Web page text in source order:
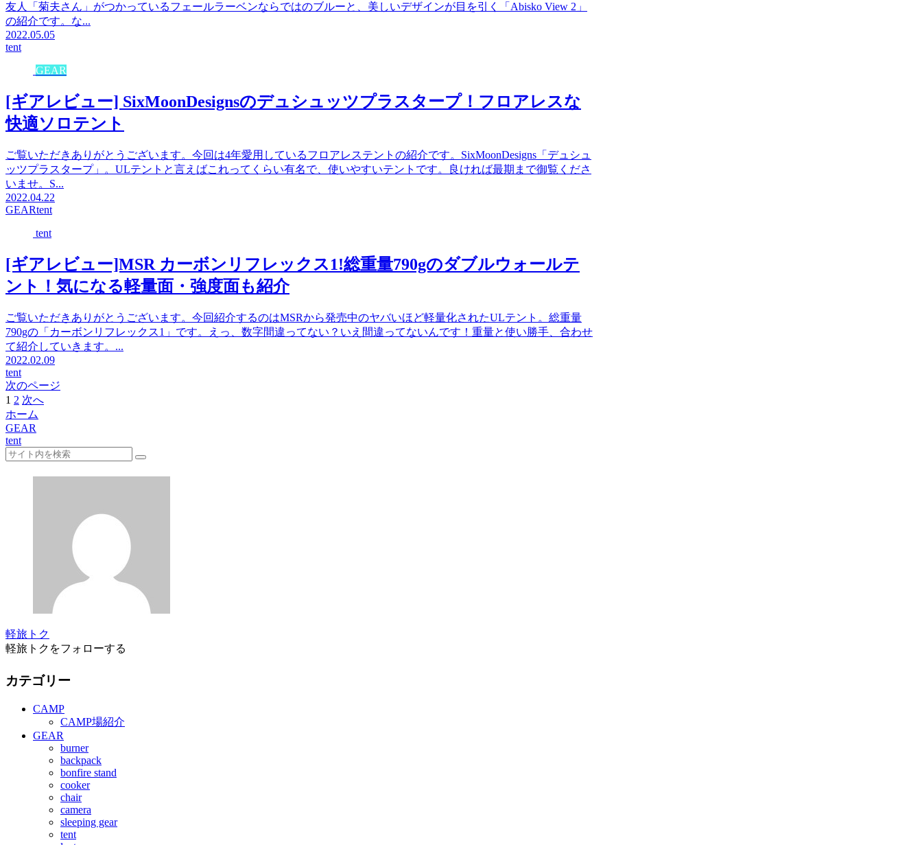
友人「菊夫さん」がつかっているフェールラーベンならではのブルーと、美しいデザインが目を引く「Abisko View 2」
の紹介です。な...
2022.05.05
tent
GEAR
[ギアレビュー] SixMoonDesignsのデュシュッツプラスタープ！フロアレスな
快適ソロテント
ご覧いただきありがとうございます。今回は4年愛用しているフロアレステントの紹介です。SixMoonDesigns「デュシュ
ッツプラスタープ」。ULテントと言えばこれってくらい有名で、使いやすいテントです。良ければ最期まで御覧くださ
いませ。S...
2022.04.22
GEARtent
tent
[ギアレビュー]MSR カーボンリフレックス1!総重量790gのダブルウォールテ
ント！気になる軽量面・強度面も紹介
ご覧いただきありがとうございます。今回紹介するのはMSRから発売中のヤバいほど軽量化されたULテント。総重量
790gの「カーボンリフレックス1」です。えっ、数字間違ってない？いえ間違ってないんです！重量と使い勝手、合わせ
て紹介していきます。...
2022.02.09
tent
次のページ
1 2 次へ
ホーム
GEAR
tent
軽旅トク
軽旅トクをフォローする
カテゴリー
CAMP
CAMP場紹介
GEAR
burner
backpack
bonfire stand
cooker
chair
camera
sleeping gear
tent